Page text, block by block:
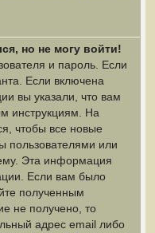
но не могу войти!
и пароль. Если
Если включена
вы указали, что вам
инструкциям. На
чтобы все новые
пользователями или
Эта информация
Если вам было
полученным
не получено, то
адрес email либо